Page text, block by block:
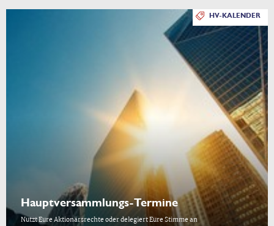
HV-KALENDER
Hauptversammlungs-Termine
Nutzt Eure Aktionärsrechte oder delegiert Eure Stimme an